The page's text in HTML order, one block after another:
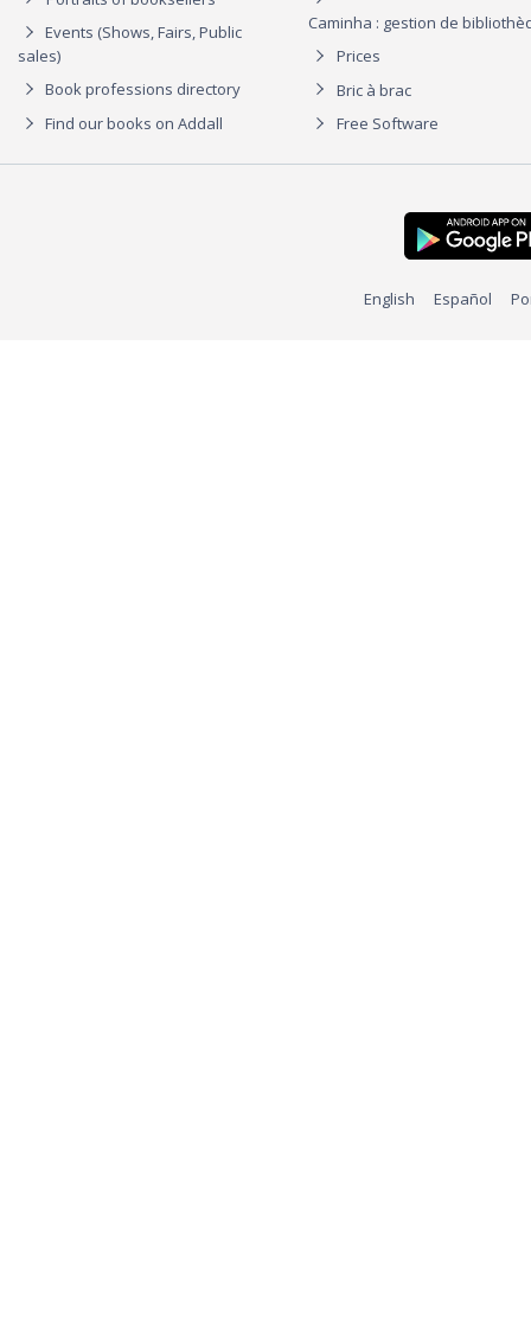
Events (Shows, Fairs, Public
sales)
Book professions directory
Find our books on Addall
Caminha : gestion de
Prices
Bric à brac
Free Software
English Español